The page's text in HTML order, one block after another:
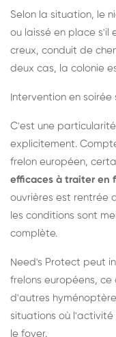
Selon la situation, le
ou laissé en place s'il
creux, conduit de
deux cas, la colonie
Intervention en soirée
C'est une
explicitement.
frelon européen,
efficaces à traiter en
ouvrières est rentrée
les conditions sont
complète.
Need's Protect peut
frelons européens,
d'autres
situations où
le foyer.